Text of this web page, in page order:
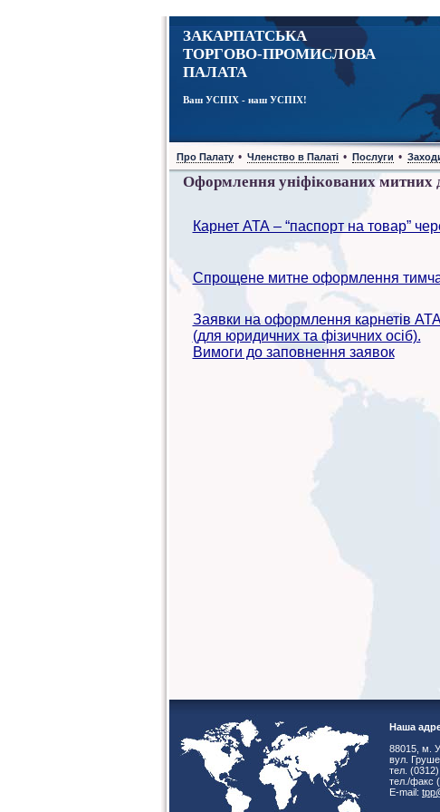
ЗАКАРПАТСЬКА
ТОРГОВО-ПРОМИСЛОВА
ПАЛАТА
Ваш УСПІХ - наш УСПІХ!
Про Палату • Членство в Палаті • Послуги •
Оформлення уніфікованих митних
Карнет АТА – “паспорт на товар”
Спрощене митне оформлення
Заявки на оформлення карнетів
(для юридичних та фізичних осіб).
Вимоги до заповнення заявок
Наша
88015, м.
вул.
тел.
тел./факс
E-mail: